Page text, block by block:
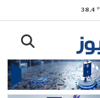
° 38.4